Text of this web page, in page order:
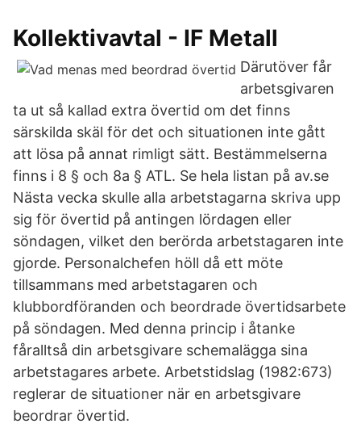
Kollektivavtal - IF Metall
Därutöver får
arbetsgivaren
ta ut så kallad extra övertid om det finns
särskilda skäl för det och situationen inte gått
att lösa på annat rimligt sätt. Bestämmelserna
finns i 8 § och 8a § ATL. Se hela listan på av.se
Nästa vecka skulle alla arbetstagarna skriva upp
sig för övertid på antingen lördagen eller
söndagen, vilket den berörda arbetstagaren inte
gjorde. Personalchefen höll då ett möte
tillsammans med arbetstagaren och
klubbordföranden och beordrade övertidsarbete
på söndagen. Med denna princip i åtanke
fåralltså din arbetsgivare schemalägga sina
arbetstagares arbete. Arbetstidslag (1982:673)
reglerar de situationer när en arbetsgivare
beordrar övertid.